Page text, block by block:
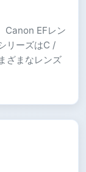
Canon EFレン
リーズはC /
ざまなレンズ